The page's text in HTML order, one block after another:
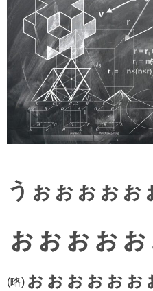
うぉぉぉぉぉ
ぉぉぉぉ
(略) ぉぉぉぉぉぉ